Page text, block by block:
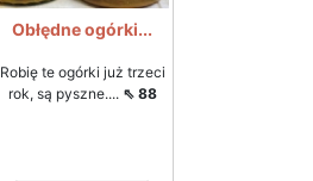
Obłędne ogórki...
Robię te ogórki już trzeci
rok, są pyszne.... ⇖ 88